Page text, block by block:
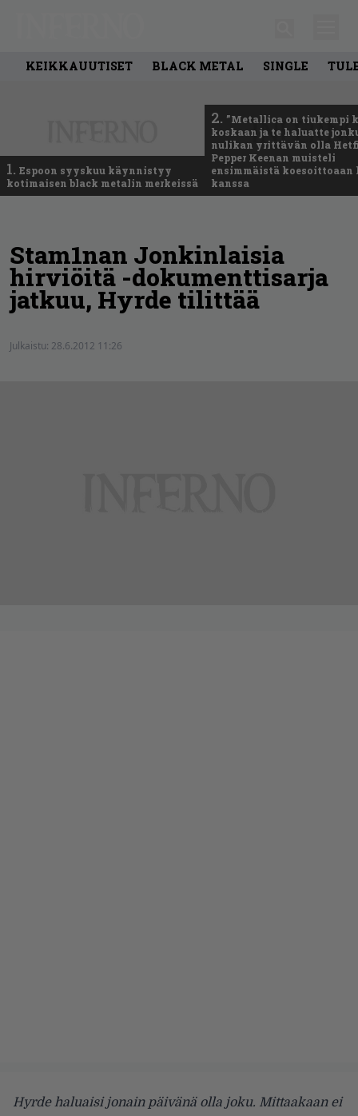
KEIKKAUUTISET BLACK METAL SINGLE
1. Espoon syyskuu käynnistyy
kotimaisen black metalin merkeissä
2. ”Metallica on tiukempi
koskaan ja te haluatte
nulikan yrittävän olla
Pepper Keenan muisteli
ensimmäistä
kanssa
Stam1nan Jonkinlaisia
hirviöitä -dokumenttisarja
jatkuu, Hyrde tilittää
Julkaistu: 28.6.2012 11:26
Hyrde haluaisi jonain päivänä olla joku. Mittaakaan ei